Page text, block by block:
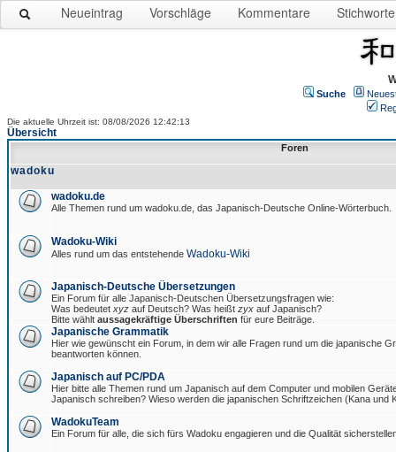
Neueintrag Vorschläge Kommentare Stichworte
Suche
Die aktuelle Uhrzeit ist: 08/08/2026 12:42:13
Übersicht
Foren
wadoku
wadoku.de
Alle Themen rund um wadoku.de, das Japanisch-Deutsche Online-Wörterbuch.
Wadoku-Wiki
Alles rund um das entstehende Wadoku-Wiki
Japanisch-Deutsche Übersetzungen
Ein Forum für alle Japanisch-Deutschen Übersetzungsfragen wie:
Was bedeutet xyz auf Deutsch? Was heißt zyx auf Japanisch?
Bitte wählt aussagekräftige Überschriften für eure Beiträge.
Japanische Grammatik
Hier wie gewünscht ein Forum, in dem wir alle Fragen rund um die japanische
beantworten können.
Japanisch auf PC/PDA
Hier bitte alle Themen rund um Japanisch auf dem Computer und mobilen
Japanisch schreiben? Wieso werden die japanischen Schriftzeichen (Kana und
WadokuTeam
Ein Forum für alle, die sich fürs Wadoku engagieren und die Qualität